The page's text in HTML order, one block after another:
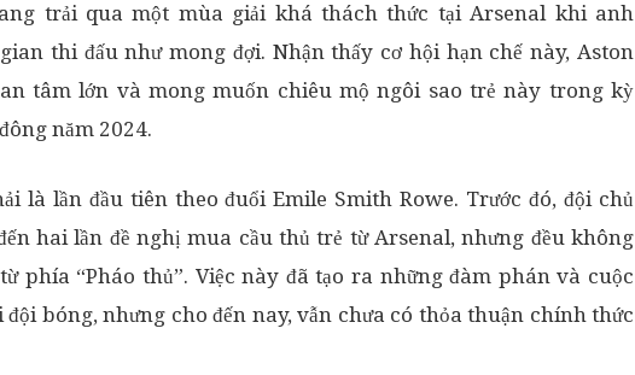
trải qua một mùa giải khá thách thức tại Arsenal khi anh
thi đấu như mong đợi. Nhận thấy cơ hội hạn chế này, Aston
tâm lớn và mong muốn chiêu mộ ngôi sao trẻ này trong kỳ
năm 2024.
là lần đầu tiên theo đuổi Emile Smith Rowe. Trước đó, đội chủ
hai lần đề nghị mua cầu thủ trẻ từ Arsenal, nhưng đều không
phía “Pháo thủ”. Việc này đã tạo ra những đàm phán và cuộc
bóng, nhưng cho đến nay, vẫn chưa có thỏa thuận chính thức